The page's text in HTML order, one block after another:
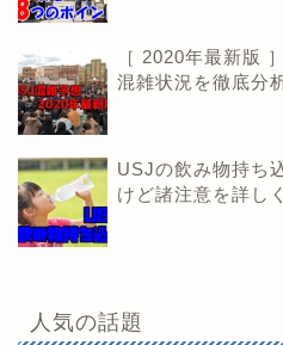
［ 2020年最新版
混雑状況を徹底分
USJの飲み物持ち
けど諸注意を詳し
人気の話題